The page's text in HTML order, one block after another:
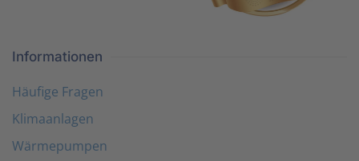
Informationen
Häufige Fragen
Klimaanlagen
Wärmepumpen